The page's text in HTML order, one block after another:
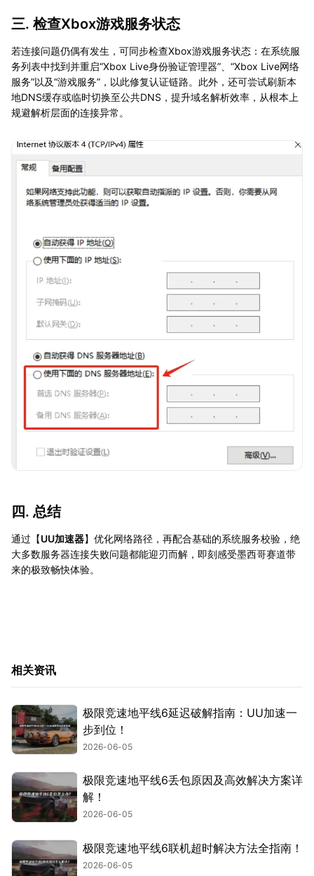
三. 检查Xbox游戏服务状态
若连接问题仍偶有发生，可同步检查Xbox游戏服务状态：在系统服
务列表中找到并重启“Xbox Live身份验证管理器”、“Xbox Live网络
服务”以及“游戏服务”，以此修复认证链路。此外，还可尝试刷新本
地DNS缓存或临时切换至公共DNS，提升域名解析效率，从根本上
规避解析层面的连接异常。
四. 总结
通过【UU加速器】优化网络路径，再配合基础的系统服务校验，绝
大多数服务器连接失败问题都能迎刃而解，即刻感受墨西哥赛道带
来的极致畅快体验。
相关资讯
极限竞速地平线6延迟破解指南：UU加速一
步到位！
2026-06-05
极限竞速地平线6丢包原因及高效解决方案详
解！
2026-06-05
极限竞速地平线6联机超时解决方法全指南！
2026-06-05